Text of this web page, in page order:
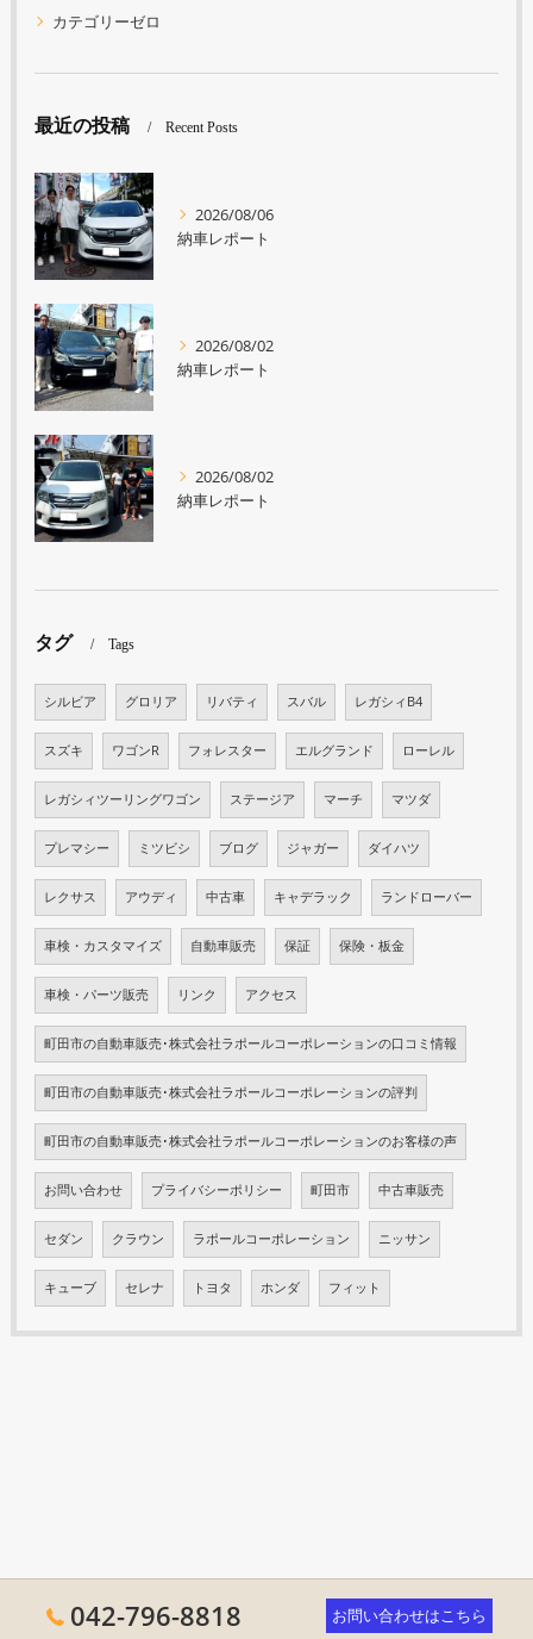
カテゴリーゼロ
最近の投稿 Recent Posts
2026/08/06
納車レポート
2026/08/02
納車レポート
2026/08/02
納車レポート
タグ Tags
シルビア グロリア リバティ スバル レガシィB4
スズキ ワゴンR フォレスター エルグランド ローレル
レガシィツーリングワゴン ステージア マーチ マツダ
プレマシー ミツビシ ブログ ジャガー ダイハツ
レクサス アウディ 中古車 キャデラック ランドローバー
車検・カスタマイズ 自動車販売 保証 保険・板金
車検・パーツ販売 リンク アクセス
町田市の自動車販売･株式会社ラポールコーポレーションの口コミ情報
町田市の自動車販売･株式会社ラポールコーポレーションの評判
町田市の自動車販売･株式会社ラポールコーポレーションのお客様の声
お問い合わせ プライバシーポリシー 町田市 中古車販売
セダン クラウン ラポールコーポレーション ニッサン
キューブ セレナ トヨタ ホンダ フィット
042-796-8818 お問い合わせはこちら